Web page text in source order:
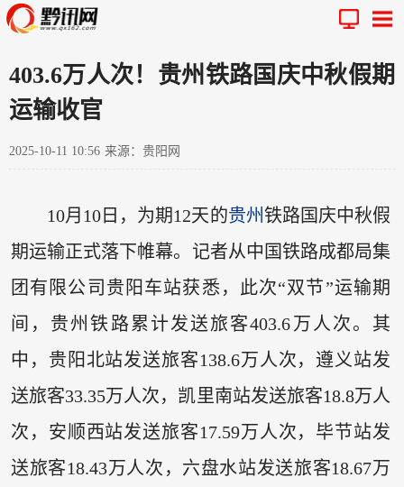
403.6万人次！贵州铁路国庆中秋假期
运输收官
2025-10-11 10:56 来源：贵阳网
10月10日，为期12天的贵州铁路国庆中秋假
期运输正式落下帷幕。记者从中国铁路成都局集
团有限公司贵阳车站获悉，此次“双节”运输期
间，贵州铁路累计发送旅客403.6万人次。其
中，贵阳北站发送旅客138.6万人次，遵义站发
送旅客33.35万人次，凯里南站发送旅客18.8万人
次，安顺西站发送旅客17.59万人次，毕节站发
送旅客18.43万人次，六盘水站发送旅客18.67万